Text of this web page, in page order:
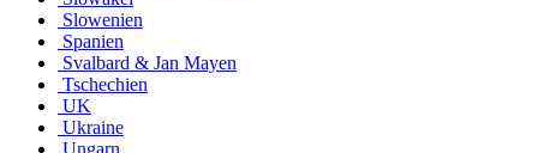
Slowenien
Spanien
Svalbard & Jan Mayen
Tschechien
UK
Ukraine
Ungarn